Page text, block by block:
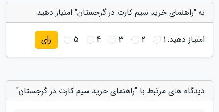
به "راهنمای خرید سیم کارت در گرجستان" امتیاز دهید
امتیاز دهید:1
2
3
4
5 رای
دیدگاه های مرتبط با "راهنمای خرید سیم کارت در گرجستان"